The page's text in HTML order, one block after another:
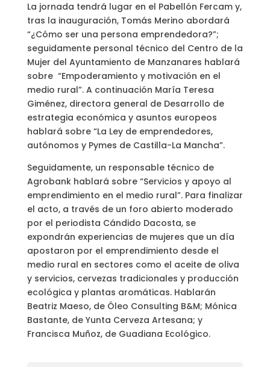
La jornada tendrá lugar en el Pabellón Fercam y,
tras la inauguración, Tomás Merino abordará
“¿Cómo ser una persona emprendedora?”;
seguidamente personal técnico del Centro de la
Mujer del Ayuntamiento de Manzanares hablará
sobre “Empoderamiento y motivación en el
medio rural”. A continuación María Teresa
Giménez, directora general de Desarrollo de
estrategia económica y asuntos europeos
hablará sobre “La Ley de emprendedores,
autónomos y Pymes de Castilla-La Mancha”.
Seguidamente, un responsable técnico de
Agrobank hablará sobre “Servicios y apoyo al
emprendimiento en el medio rural”. Para finalizar
el acto, a través de un foro abierto moderado
por el periodista Cándido Dacosta, se
expondrán experiencias de mujeres que un día
apostaron por el emprendimiento desde el
medio rural en sectores como el aceite de oliva
y servicios, cervezas tradicionales y producción
ecológica y plantas aromáticas. Hablarán
Beatriz Maeso, de Óleo Consulting B&M; Mónica
Bastante, de Yunta Cerveza Artesana; y
Francisca Muñoz, de Guadiana Ecológico.